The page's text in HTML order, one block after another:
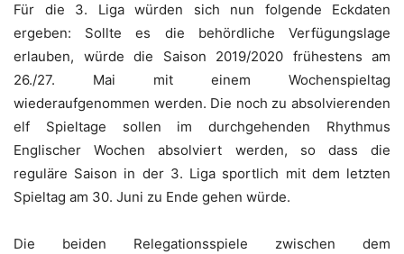
Für die 3. Liga würden sich nun folgende Eckdaten
ergeben: Sollte es die behördliche Verfügungslage
erlauben, würde die Saison 2019/2020 frühestens am
26./27. Mai mit einem Wochenspieltag
wiederaufgenommen werden. Die noch zu absolvierenden
elf Spieltage sollen im durchgehenden Rhythmus
Englischer Wochen absolviert werden, so dass die
reguläre Saison in der 3. Liga sportlich mit dem letzten
Spieltag am 30. Juni zu Ende gehen würde.
Die beiden Relegationsspiele zwischen dem